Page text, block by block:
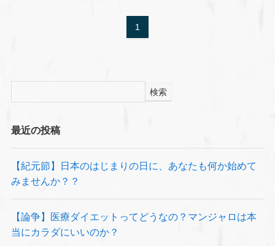
1
検索
最近の投稿
【紀元節】日本のはじまりの日に、あなたも何か始めて
みませんか？？
【論争】医療ダイエットってどうなの？マンジャロは本
当にカラダにいいのか？